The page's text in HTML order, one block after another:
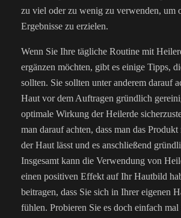
zu viel oder zu wenig zu verwenden, um
Ergebnisse zu erzielen.
Wenn Sie Ihre tägliche Routine mit
ergänzen möchten, gibt es einige Tipps,
sollten. Sie sollten unter anderem darauf
Haut vor dem Auftragen gründlich
optimale Wirkung der Heilerde
man darauf achten, dass man das
der Haut lässt und es anschließend
Insgesamt kann die Verwendung von
einen positiven Effekt auf Ihr Hautbild
beitragen, dass Sie sich in Ihrer eigenen
fühlen. Probieren Sie es doch einfach mal